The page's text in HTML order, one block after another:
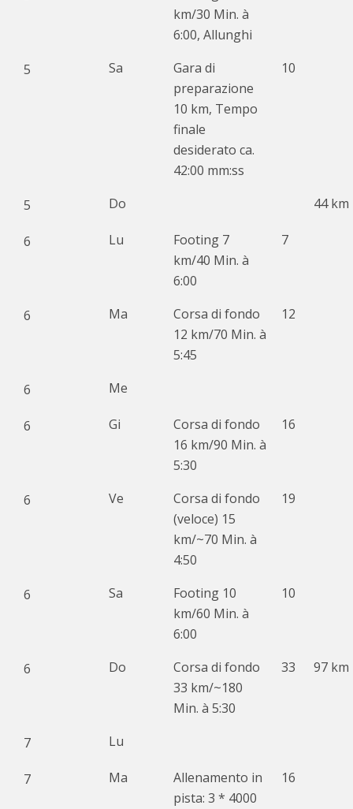
km/30 Min. à
6:00, Allunghi
5 Sa
Gara di
preparazione
10 km, Tempo
finale
desiderato ca.
42:00 mm:ss
10
5 Do 44 km
6 Lu
Footing 7
km/40 Min. à
6:00
7
6 Ma
Corsa di fondo
12 km/70 Min. à
5:45
12
6 Me
6 Gi
Corsa di fondo
16 km/90 Min. à
5:30
16
6 Ve
Corsa di fondo
(veloce) 15
km/~70 Min. à
4:50
19
6 Sa
Footing 10
km/60 Min. à
6:00
10
6 Do
Corsa di fondo
33 km/~180
Min. à 5:30
33 97 km
7 Lu
7 Ma
Allenamento in
pista: 3 * 4000
16